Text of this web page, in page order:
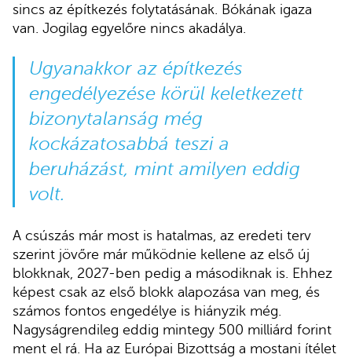
sincs az építkezés folytatásának. Bókának igaza
van. Jogilag egyelőre nincs akadálya.
Ugyanakkor az építkezés
engedélyezése körül keletkezett
bizonytalanság még
kockázatosabbá teszi a
beruházást, mint amilyen eddig
volt.
A csúszás már most is hatalmas, az eredeti terv
szerint jövőre már működnie kellene az első új
blokknak, 2027-ben pedig a másodiknak is. Ehhez
képest csak az első blokk alapozása van meg, és
számos fontos engedélye is hiányzik még.
Nagyságrendileg eddig mintegy 500 milliárd forint
ment el rá. Ha az Európai Bizottság a mostani ítélet